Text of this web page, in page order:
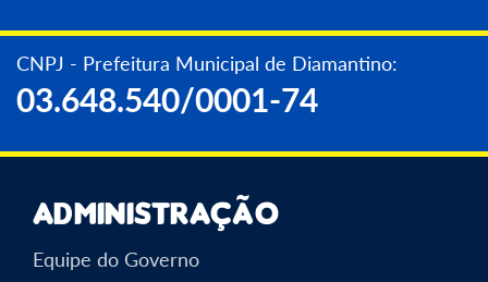
CNPJ - Prefeitura Municipal de Diamantino:
03.648.540/0001-74
Administração
Equipe do Governo